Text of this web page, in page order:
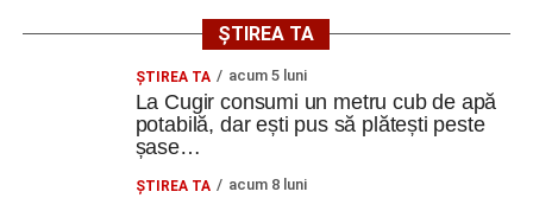
ȘTIREA TA
ȘTIREA TA acum 5 luni
La Cugir consumi un metru cub de apă
potabilă, dar ești pus să plătești peste
șase…
ȘTIREA TA acum 8 luni